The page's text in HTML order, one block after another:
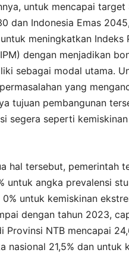
untuk mencapai target
dan Indonesia Emas
meningkatkan Indeks
dengan menjadikan
sebagai modal utama.
yang
tujuan pembangunan
segera seperti
hal tersebut, pemerintah
untuk angka prevalensi
untuk kemiskinan
dengan tahun 2023,
Provinsi NTB mencapai
nasional 21,5% dan untuk